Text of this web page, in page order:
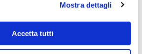
Mostra dettagli
Accetta tutti
Pagina aggiornata il 04/08/2020